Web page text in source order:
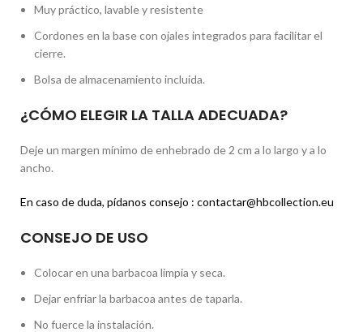
Muy práctico, lavable y resistente
Cordones en la base con ojales integrados para facilitar el
cierre.
Bolsa de almacenamiento incluida.
¿CÓMO ELEGIR LA TALLA ADECUADA?
Deje un margen mínimo de enhebrado de 2 cm a lo largo y a lo
ancho.
En caso de duda, pídanos consejo : contactar@hbcollection.eu
CONSEJO DE USO
Colocar en una barbacoa limpia y seca.
Dejar enfriar la barbacoa antes de taparla.
No fuerce la instalación.